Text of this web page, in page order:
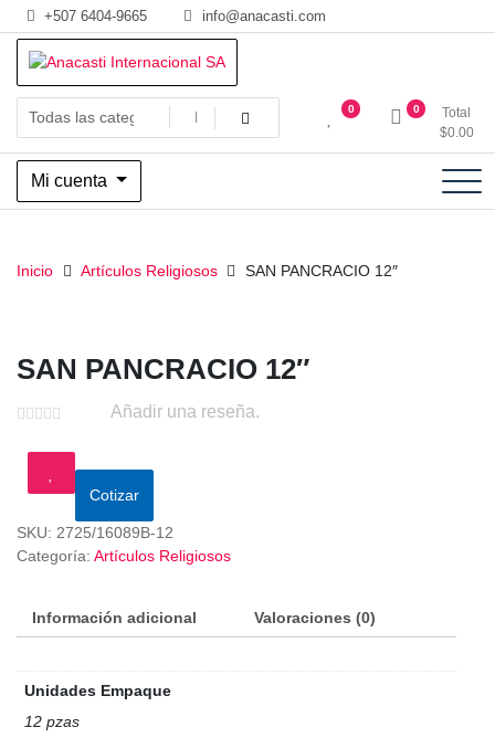
Saltar
al
contenido
+507 6404-9665 info@anacasti.com
Anacasti Internacional SA
Ventas de productos al por mayor de flores y plantas. juguetes,
navidad, religioso y adornos
0 0
Total
$0.00
Mi cuenta
Inicio Artículos Religiosos SAN PANCRACIO 12″
SAN PANCRACIO 12″
Añadir una reseña.
Cotizar
SKU: 2725/16089B-12
Categoría: Artículos Religiosos
Información adicional Valoraciones (0)
Unidades Empaque
12 pzas